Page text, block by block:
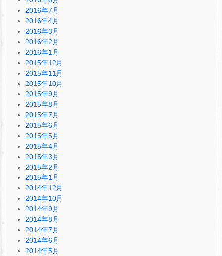
2016年7月
2016年4月
2016年3月
2016年2月
2016年1月
2015年12月
2015年11月
2015年10月
2015年9月
2015年8月
2015年7月
2015年6月
2015年5月
2015年4月
2015年3月
2015年2月
2015年1月
2014年12月
2014年10月
2014年9月
2014年8月
2014年7月
2014年6月
2014年5月